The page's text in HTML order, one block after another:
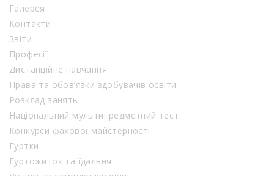
Галерея
Контакти
Звіти
Професії
Дистанційне навчання
Права та обов’язки здобувачів освіти
Розклад занять
Національний мультипредметний тест
Конкурси фахової майстерності
Гуртки
Гуртожиток та їдальня